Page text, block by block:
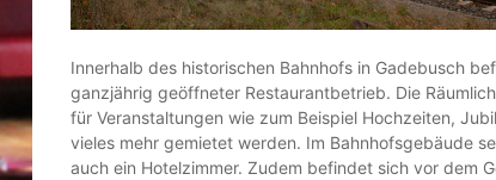
Innerhalb des historischen Bahnhofs in Gadebusch
ganzjährig geöffneter Restaurantbetrieb. Die
für Veranstaltungen wie zum Beispiel Hochzeiten,
vieles mehr gemietet werden. Im Bahnhofsgebäude
auch ein Hotelzimmer. Zudem befindet sich vor dem